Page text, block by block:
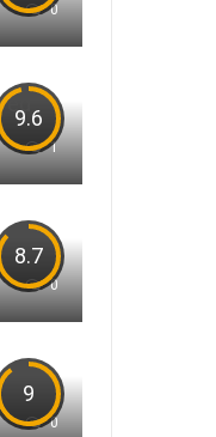
0
9.6
1
8.7
0
9
0